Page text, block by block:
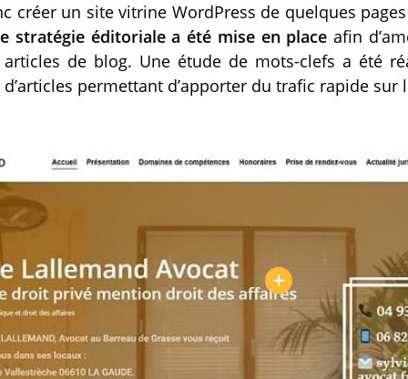
créer un site vitrine WordPress de quelques
stratégie éditoriale a été mise en place afin
de blog. Une étude de mots-clefs a été
d’articles permettant d’apporter du trafic rapide sur